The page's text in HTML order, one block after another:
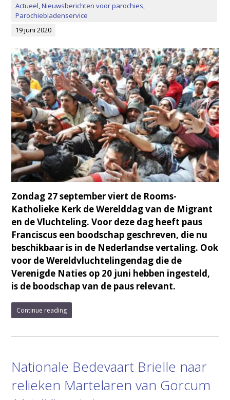
Actueel,Nieuwsberichten voor parochies,
Parochiebladenservice
19 juni 2020
Zondag 27 september viert de Rooms-
Katholieke Kerk de Werelddag van de Migrant
en de Vluchteling. Voor deze dag heeft paus
Franciscus een boodschap geschreven, die nu
beschikbaar is in de Nederlandse vertaling. Ook
voor de Wereldvluchtelingendag die de
Verenigde Naties op 20 juni hebben ingesteld,
is de boodschap van de paus relevant.
Continue reading
Nationale Bedevaart Brielle naar
relieken Martelaren van Gorcum